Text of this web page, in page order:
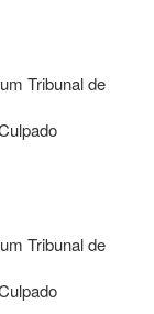
Tribunal de
Tribunal de